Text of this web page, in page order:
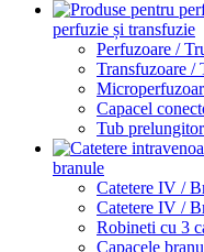
perfuzie și transfuzie
Perfuzoare /
Transfuzoare /
Capacel
Tub
branule
Catetere IV /
Catetere IV /
Robineti cu 3
Capacele